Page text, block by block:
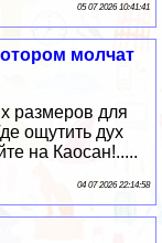
05 07 2026 10:41:41
молчат
размеров для
ощутить дух
на Каосан!.....
04 07 2026 22:14:58